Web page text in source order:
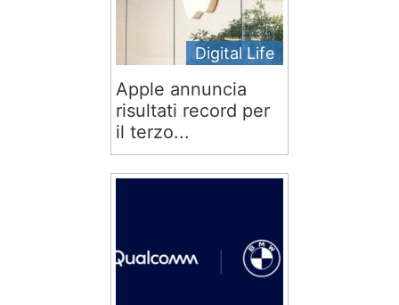
Digital Life
Apple annuncia
risultati record per
il terzo...